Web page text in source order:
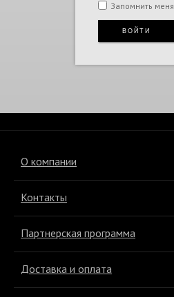
Подарки и сувениры
Экзотическая кожа
Эксклюзивная коллекция
Запомнить меня
ВОЙТИ
О компании
Контакты
Партнерская программа
Доставка и оплата